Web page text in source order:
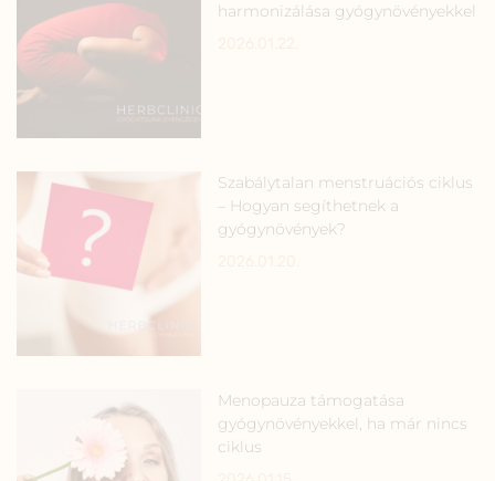
harmonizálása gyógynövényekkel
Szabálytalan menstruációs ciklus
– Hogyan segíthetnek a
gyógynövények?
Menopauza támogatása
gyógynövényekkel, ha már nincs
ciklus